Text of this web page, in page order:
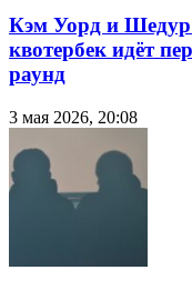
Кэм Уорд и Шедур
квотербек идёт
раунд
3 мая 2026, 20:08